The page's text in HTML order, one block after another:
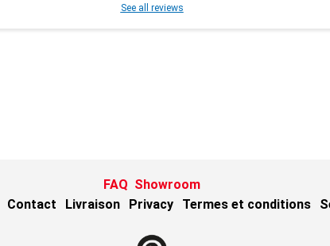
See all reviews
FAQ Showroom
Contact Livraison Privacy Termes et conditions